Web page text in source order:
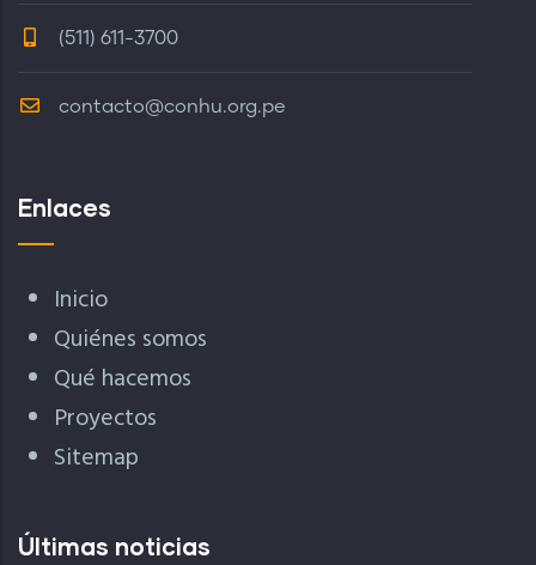
(511) 611-3700
contacto@conhu.org.pe
Enlaces
Inicio
Quiénes somos
Qué hacemos
Proyectos
Sitemap
Últimas noticias